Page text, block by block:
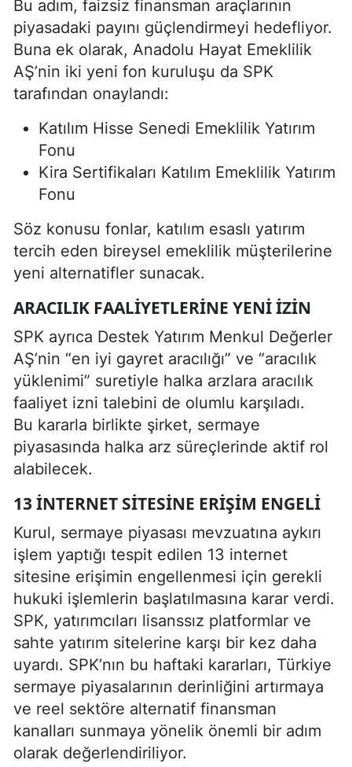
Bu adım, faizsiz finansman araçlarının
piyasadaki payını güçlendirmeyi hedefliyor.
Buna ek olarak, Anadolu Hayat Emeklilik
AŞ’nin iki yeni fon kuruluşu da SPK
tarafından onaylandı:
Katılım Hisse Senedi Emeklilik Yatırım
Fonu
Kira Sertifikaları Katılım Emeklilik Yatırım
Fonu
Söz konusu fonlar, katılım esaslı yatırım
tercih eden bireysel emeklilik müşterilerine
yeni alternatifler sunacak.
ARACILIK FAALIYETLERINE YENI İZIN
SPK ayrıca Destek Yatırım Menkul Değerler
AŞ’nin “en iyi gayret aracılığı” ve “aracılık
yüklenimi” suretiyle halka arzlara aracılık
faaliyet izni talebini de olumlu karşıladı.
Bu kararla birlikte şirket, sermaye
piyasasında halka arz süreçlerinde aktif rol
alabilecek.
13 İNTERNET SITESINE ERIŞIM ENGELI
Kurul, sermaye piyasası mevzuatına aykırı
işlem yaptığı tespit edilen 13 internet
sitesine erişimin engellenmesi için gerekli
hukuki işlemlerin başlatılmasına karar verdi.
SPK, yatırımcıları lisanssız platformlar ve
sahte yatırım sitelerine karşı bir kez daha
uyardı. SPK’nın bu haftaki kararları, Türkiye
sermaye piyasalarının derinliğini artırmaya
ve reel sektöre alternatif finansman
kanalları sunmaya yönelik önemli bir adım
olarak değerlendiriliyor.